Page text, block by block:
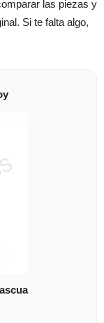
las piezas y
Si te falta algo,